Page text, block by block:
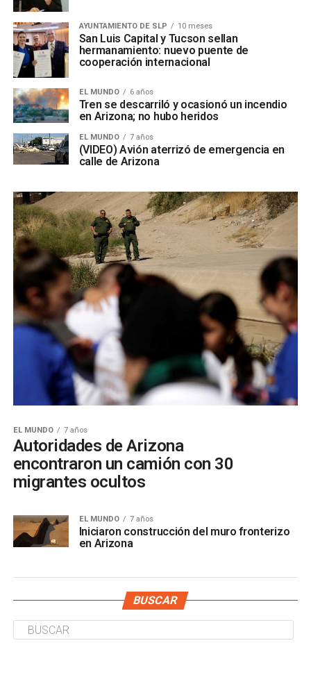
AYUNTAMIENTO DE SLP 10 meses
San Luis Capital y Tucson sellan
hermanamiento: nuevo puente de
cooperación internacional
EL MUNDO 6 años
Tren se descarriló y ocasionó un incendio
en Arizona; no hubo heridos
EL MUNDO 7 años
(VIDEO) Avión aterrizó de emergencia en
calle de Arizona
EL MUNDO 7 años
Autoridades de Arizona
encontraron un camión con 30
migrantes ocultos
EL MUNDO 7 años
Iniciaron construcción del muro fronterizo
en Arizona
BUSCAR